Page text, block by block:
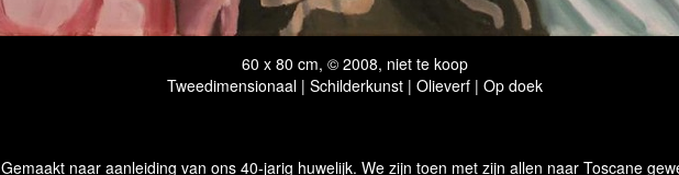
60 x 80 cm, © 2008, niet te koop
Tweedimensionaal | Schilderkunst | Olieverf | Op doek
Gemaakt naar aanleiding van ons 40-jarig huwelijk. We zijn toen met zijn allen naar Toscane